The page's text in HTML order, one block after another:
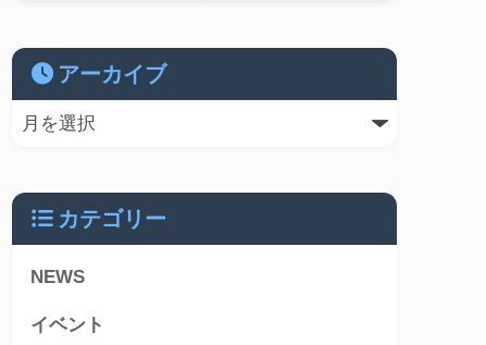
アーカイブ
カテゴリー
NEWS
イベント